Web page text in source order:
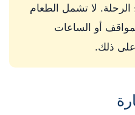
الرحلة. لا تشمل الطعام
أو الساعات
على ذلك.